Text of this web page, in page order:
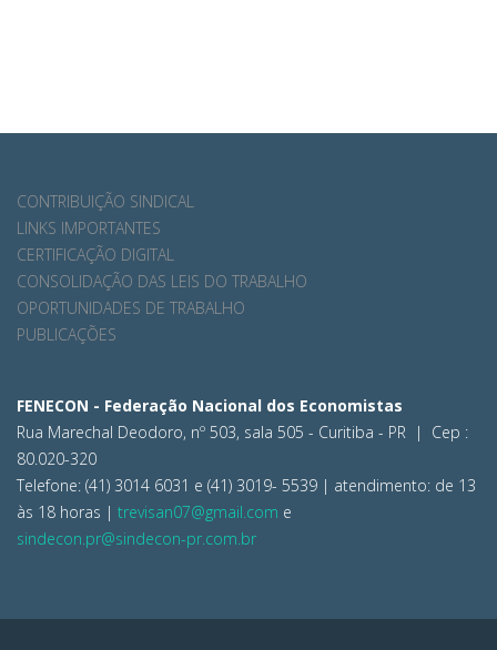
CONTRIBUIÇÃO SINDICAL
LINKS IMPORTANTES
CERTIFICAÇÃO DIGITAL
CONSOLIDAÇÃO DAS LEIS DO TRABALHO
OPORTUNIDADES DE TRABALHO
PUBLICAÇÕES
FENECON - Federação Nacional dos Economistas
Rua Marechal Deodoro, nº 503, sala 505 - Curitiba - PR | Cep :
80.020-320
Telefone: (41) 3014 6031 e (41) 3019- 5539 | atendimento: de 13
às 18 horas | trevisan07@gmail.com e
sindecon.pr@sindecon-pr.com.br